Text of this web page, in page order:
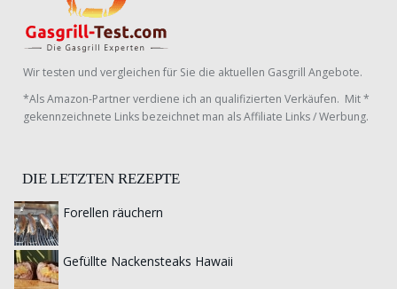
Wir testen und vergleichen für Sie die aktuellen Gasgrill Angebote.
*Als Amazon-Partner verdiene ich an qualifizierten Verkäufen. Mit *
gekennzeichnete Links bezeichnet man als Affiliate Links / Werbung.
DIE LETZTEN REZEPTE
Forellen räuchern
Gefüllte Nackensteaks Hawaii